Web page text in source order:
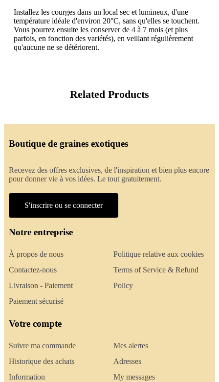
Installez les courges dans un local sec et lumineux, d'une
température idéale d'environ 20°C, sans qu'elles se touchent.
Vous pourrez ensuite les conserver de 4 à 7 mois (et plus
parfois, en fonction des variétés), en veillant régulièrement
qu'aucune ne se détériorent.
Related Products
Boutique de graines exotiques
Recevez des offres exclusives, de l'inspiration et bien plus encore
pour donner vie à vos idées. Le tout gratuitement.
S'inscrire ou se connecter
Notre entreprise
À propos de nous
Contactez-nous
Livraison - Paiement
Paiement sécurisé
Politique relative aux cookies
Terms of Service & Refund
Policy
Votre compte
Suivre ma commande
Historique des achats
Information
Mes alertes
Adresses
My messages